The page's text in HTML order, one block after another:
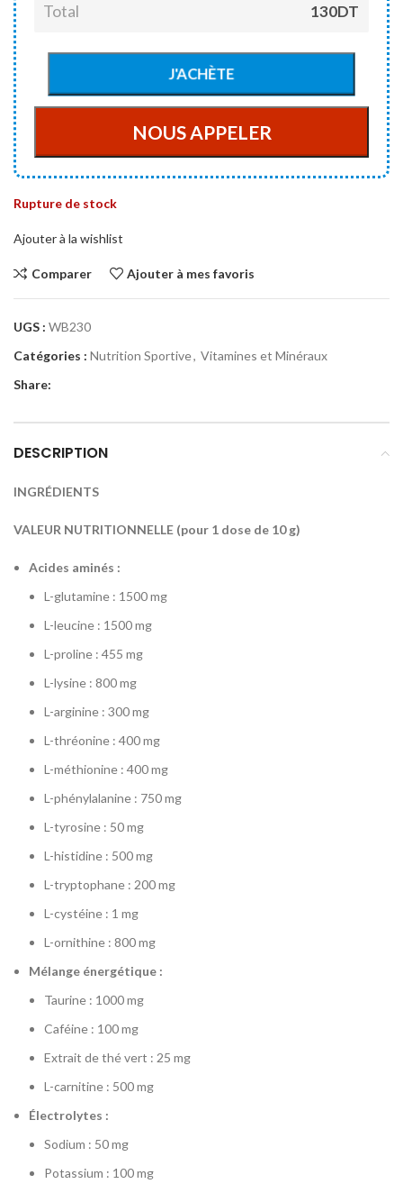
Total 130DT
Rupture de stock
Ajouter à la wishlist
Comparer Ajouter à mes favoris
UGS : WB230
Catégories : Nutrition Sportive, Vitamines et Minéraux
Share:
DESCRIPTION
INGRÉDIENTS
VALEUR NUTRITIONNELLE (pour 1 dose de 10 g)
Acides aminés :
L-glutamine : 1500 mg
L-leucine : 1500 mg
L-proline : 455 mg
L-lysine : 800 mg
L-arginine : 300 mg
L-thréonine : 400 mg
L-méthionine : 400 mg
L-phénylalanine : 750 mg
L-tyrosine : 50 mg
L-histidine : 500 mg
L-tryptophane : 200 mg
L-cystéine : 1 mg
L-ornithine : 800 mg
Mélange énergétique :
Taurine : 1000 mg
Caféine : 100 mg
Extrait de thé vert : 25 mg
L-carnitine : 500 mg
Électrolytes :
Sodium : 50 mg
Potassium : 100 mg